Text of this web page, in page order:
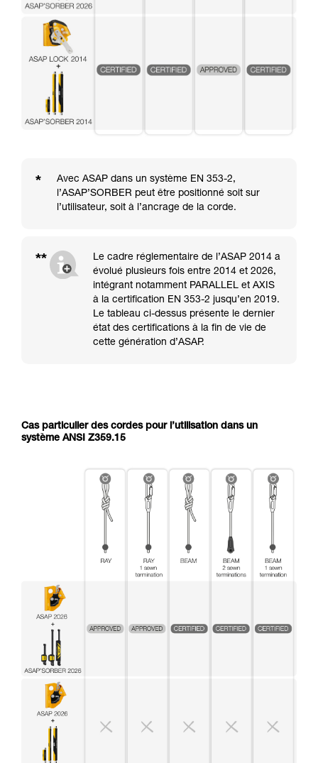
*
Avec ASAP dans un système EN 353-2,
l’ASAP’SORBER peut être positionné soit sur
l’utilisateur, soit à l’ancrage de la corde.
**
Le cadre réglementaire de l’ASAP 2014 a
évolué plusieurs fois entre 2014 et 2026,
intégrant notamment PARALLEL et AXIS
à la certification EN 353-2 jusqu’en 2019.
Le tableau ci-dessus présente le dernier
état des certifications à la fin de vie de
cette génération d’ASAP.
Cas particulier des cordes pour l’utilisation dans un
système ANSI Z359.15